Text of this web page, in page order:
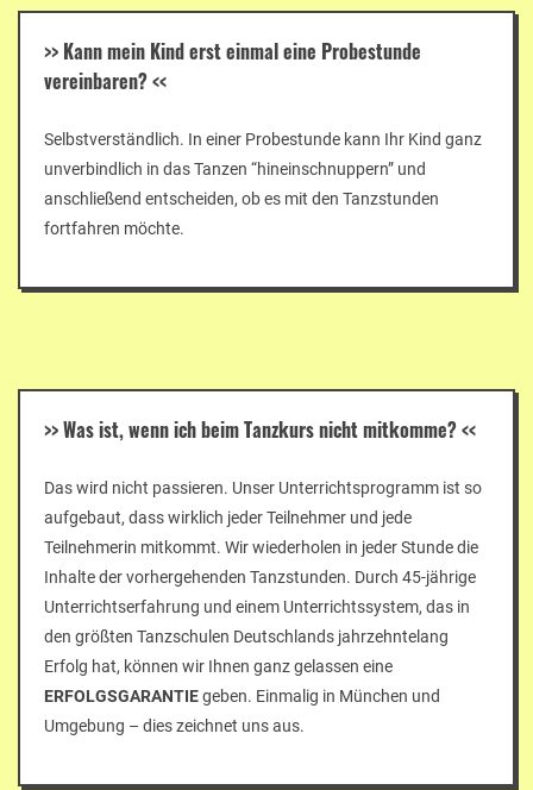
>> Kann mein Kind erst einmal eine Probestunde
vereinbaren?<<
Selbstverständlich. In einer Probestunde kann Ihr Kind ganz
unverbindlich in das Tanzen “hineinschnuppern” und
anschließend entscheiden, ob es mit den Tanzstunden
fortfahren möchte.
>>Was ist, wenn ich beim Tanzkurs nicht mitkomme?<<
Das wird nicht passieren. Unser Unterrichtsprogramm ist so
aufgebaut, dass wirklich jeder Teilnehmer und jede
Teilnehmerin mitkommt. Wir wiederholen in jeder Stunde die
Inhalte der vorhergehenden Tanzstunden. Durch 45-jährige
Unterrichtserfahrung und einem Unterrichtssystem, das in
den größten Tanzschulen Deutschlands jahrzehntelang
Erfolg hat, können wir Ihnen ganz gelassen eine
ERFOLGSGARANTIEgeben. Einmalig in München und
Umgebung – dies zeichnet uns aus.